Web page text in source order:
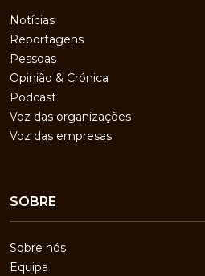
Notícias
Reportagens
Pessoas
Opinião & Crónica
Podcast
Voz das organizações
Voz das empresas
SOBRE
Sobre nós
Equipa